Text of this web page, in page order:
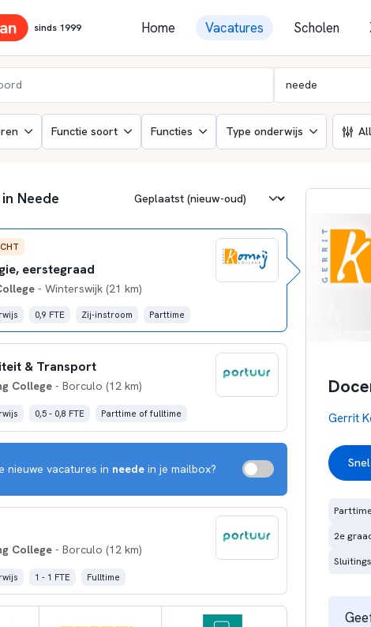
sinds 1999 Home Vacatures Scholen
Functie soort Functies Type onderwijs
Neede
eerstegraad
- Winterswijk (21 km)
0,9 FTE Zij-instroom Parttime
& Transport
College- Borculo (12 km)
0,5 - 0,8 FTE Parttime of fulltime
nieuwe vacatures in neede in je mailbox?
College- Borculo (12 km)
1 - 1 FTE Fulltime
Gerrit
2e